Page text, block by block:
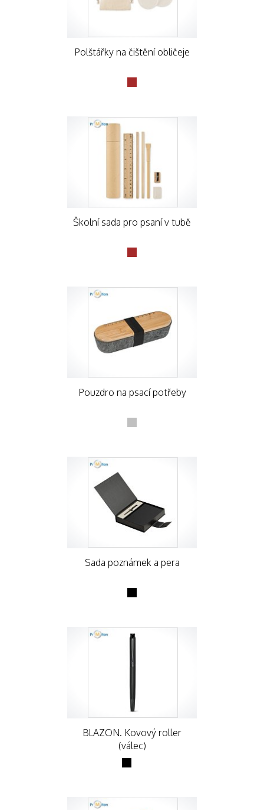
Polštářky na čištění obličeje
Školní sada pro psaní v tubě
Pouzdro na psací potřeby
Sada poznámek a pera
BLAZON. Kovový roller
(válec)